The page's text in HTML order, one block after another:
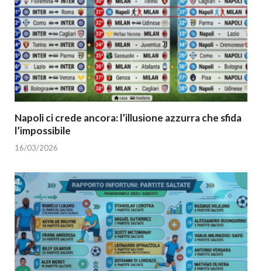
Napoli ci crede ancora: l’illusione azzurra che sfida
l’impossibile
16/03/2026